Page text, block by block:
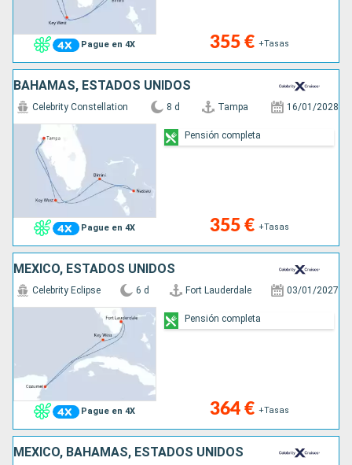
Pague en 4X 355 € +Tasas
BAHAMAS, ESTADOS UNIDOS
Pague en 4X
Celebrity Constellation 8 d Tampa 16/01/2028
355 € +Tasas
Pensión completa
MÉXICO, ESTADOS UNIDOS
Pague en 4X
Celebrity Eclipse 6 d Fort Lauderdale 03/01/2027
364 € +Tasas
Pensión completa
MÉXICO, BAHAMAS, ESTADOS UNIDOS